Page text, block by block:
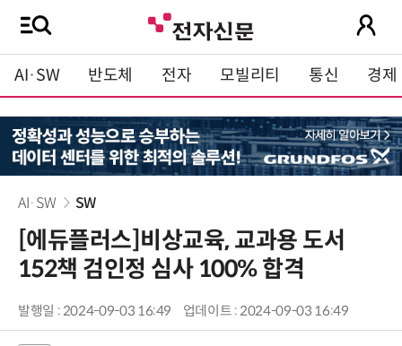
AI·SW 반도체 전자 모빌리티 통신 경제
AI·SW SW
[에듀플러스]비상교육, 교과용 도서
152책 검인정 심사 100% 합격
발행일 : 2024-09-03 16:49 업데이트 : 2024-09-03 16:49